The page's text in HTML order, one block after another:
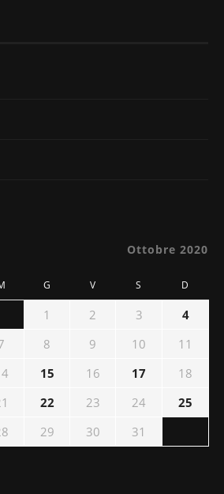
Ottobre 2020
G V S D
1 2 3
4
8 9 10
11
15 16 17
18
22 23 24
25
29 30
31